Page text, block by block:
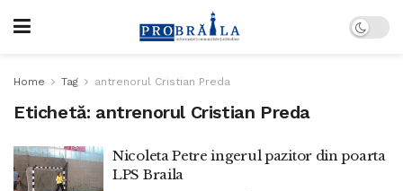
Home Tag antrenorul Cristian Preda
Etichetă: antrenorul Cristian Preda
Nicoleta Petre ingerul pazitor din poarta
LPS Braila